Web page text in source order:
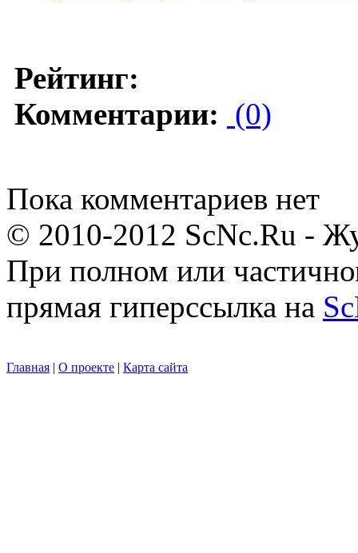
Рейтинг:
Комментарии: (0)
Пока комментариев нет
© 2010-2012 ScNc.Ru -
При полном или
прямая гиперссылка на
Главная | О проекте | Карта сайта